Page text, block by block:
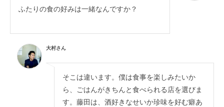
ふたりの食の好みは一緒なんですか？
大村さん
そこは違います。僕は食事を楽しみたいか
ら、ごはんがきちんと食べられる店を選びま
す。藤田は、酒好きなせいか珍味を好む癖あ